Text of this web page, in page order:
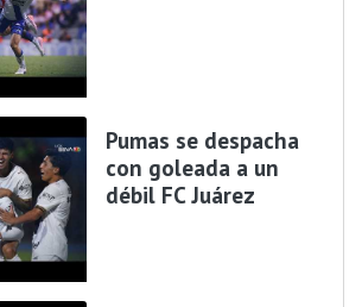
Pumas se despacha
con goleada a un
débil FC Juárez